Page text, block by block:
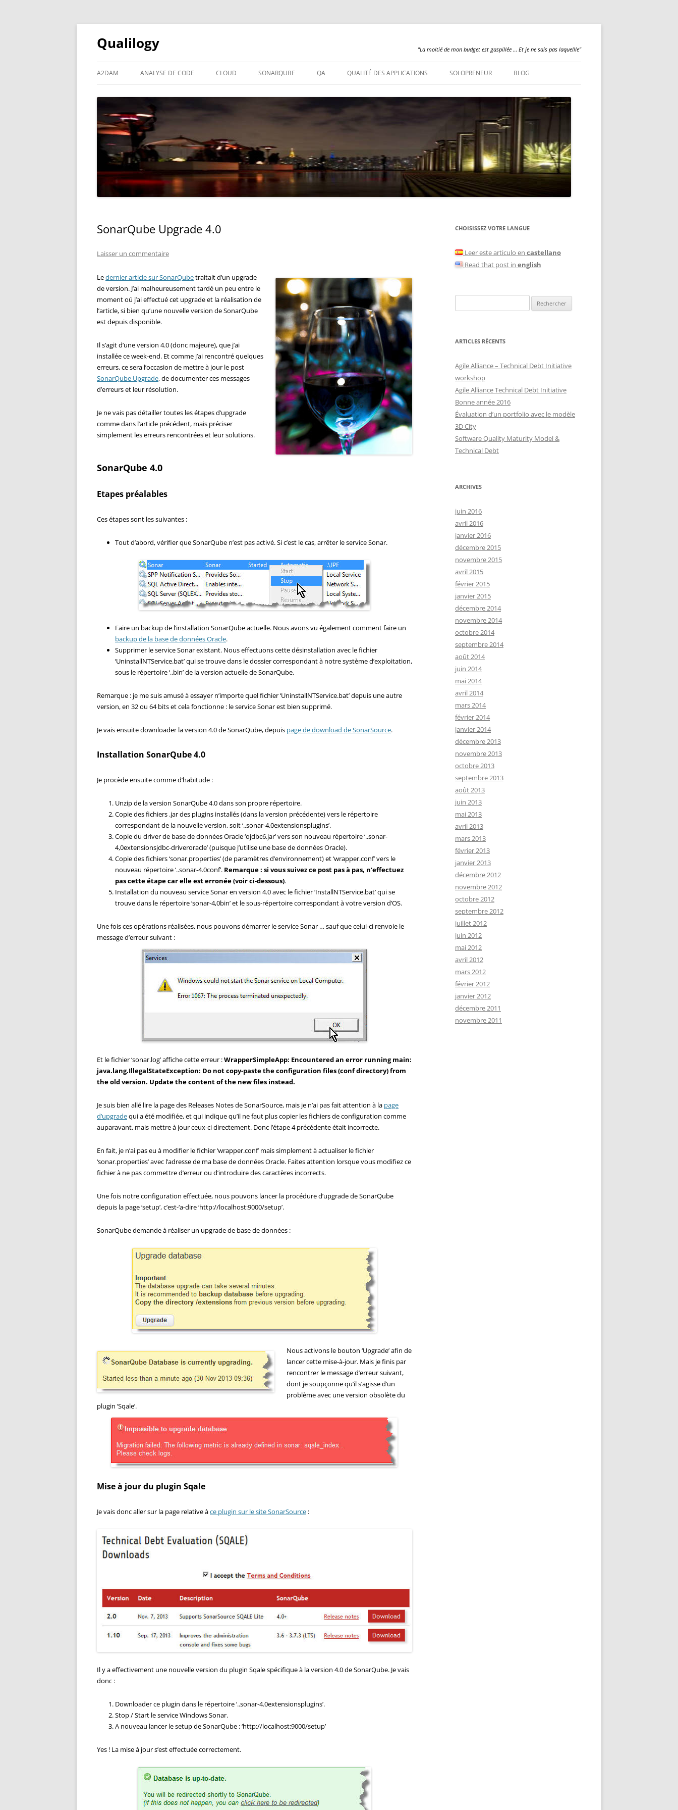
Qualilogy "La moitié de mon budget est gaspillée … Et je ne sais pas laquellle"
contenu
A2DAM ANALYSE DE CODE CLOUD SONARQUBE
SONARQUBE – COBOL
SONARQUBE – PL/SQL
QA QUALITÉ DES APPLICATIONS SOLOPRENEUR BLOG
SonarQube Upgrade 4.0
Laisser un commentaire
Ledernier article sur SonarQubetraitait d’un upgrade
de version. J’ai malheureusement tardé un peu entre le
moment oú j’ai effectué cet upgrade et la réalisation de
l’article, si bien qu’une nouvelle version de SonarQube
est depuis disponible.
Il s’agit d’une version 4.0 (donc majeure), que j’ai
installée ce week-end. Et comme j’ai rencontré quelques
erreurs, ce sera l’occasion de mettre à jour le post
SonarQube Upgrade, de documenter ces messages
d’erreurs et leur résolution.
Je ne vais pas détailler toutes les étapes d’upgrade
comme dans l’article précédent, mais préciser
simplement les erreurs rencontrées et leur solutions.
SonarQube 4.0
Etapes préalables
Ces étapes sont les suivantes :
Tout d’abord, vérifier que SonarQube n’est pas activé. Si c’est le cas, arrêter le service Sonar.
Faire un backup de l’installation SonarQube actuelle. Nous avons vu également comment faire un
backup de la base de données Oracle.
Supprimer le service Sonar existant. Nous effectuons cette désinstallation avec le fichier
‘UninstallNTService.bat’ qui se trouve dans le dossier correspondant à notre système d’exploitation,
sous le répertoire ‘..bin’ de la version actuelle de SonarQube.
Remarque : je me suis amusé à essayer n’importe quel fichier ‘UninstallNTService.bat’ depuis une autre
version, en 32 ou 64 bits et cela fonctionne : le service Sonar est bien supprimé.
Je vais ensuite downloader la version 4.0 de SonarQube, depuis page de download de SonarSource.
Installation SonarQube 4.0
Je procède ensuite comme d’habitude :
Unzip de la version SonarQube 4.0 dans son propre répertoire.
Copie des fichiers .jar des plugins installés (dans la version précédente) vers le répertoire
correspondant de la nouvelle version, soit ‘..sonar-4.0extensionsplugins’.
Copie du driver de base de données Oracle ‘ojdbc6.jar’ vers son nouveau répertoire ‘..sonar-
4,0extensionsjdbc-driveroracle’ (puisque j’utilise une base de données Oracle).
Copie des fichiers ‘sonar.properties’ (de paramètres d’environnement) et ‘wrapper.conf’ vers le
nouveau répertoire ‘..sonar-4.0conf’. Remarque : si vous suivez ce post pas à pas, n’effectuez
pas cette étape car elle est erronée (voir ci-dessous).
Installation du nouveau service Sonar en version 4.0 avec le fichier ‘InstallNTService.bat’ qui se
trouve dans le répertoire ‘sonar-4,0bin’ et le sous-répertoire correspondant à votre version d’OS.
Une fois ces opérations réalisées, nous pouvons démarrer le service Sonar … sauf que celui-ci renvoie le
message d’erreur suivant :
Et le fichier ‘sonar.log’ affiche cette erreur :WrapperSimpleApp: Encountered an error running main:
java.lang.IllegalStateException: Do not copy-paste the configuration files (conf directory) from
the old version. Update the content of the new files instead.
Je suis bien allé lire la page des Releases Notes de SonarSource, mais je n’ai pas fait attention à la page
d’upgradequi a été modifiée, et qui indique qu’il ne faut plus copier les fichiers de configuration comme
auparavant, mais mettre à jour ceux-ci directement. Donc l’étape 4 précédente était incorrecte.
En fait, je n’ai pas eu à modifier le fichier ‘wrapper.conf’ mais simplement à actualiser le fichier
‘sonar.properties’ avec l’adresse de ma base de données Oracle. Faites attention lorsque vous modifiez ce
fichier à ne pas commettre d’erreur ou d’introduire des caractères incorrects.
Une fois notre configuration effectuée, nous pouvons lancer la procédure d’upgrade de SonarQube
depuis la page ‘setup’, c’est-‘a-dire ‘http://localhost:9000/setup’.
SonarQube demande à réaliser un upgrade de base de données :
Nous activons le bouton ‘Upgrade’ afin de
lancer cette mise-à-jour. Mais je finis par
rencontrer le message d’erreur suivant,
dont je soupçonne qu’il s’agisse d’un
problème avec une version obsolète du
plugin ‘Sqale’.
Mise à jour du plugin Sqale
Je vais donc aller sur la page relative àce plugin sur le site SonarSource :
Il y a effectivement une nouvelle version du plugin Sqale spécifique à la version 4.0 de SonarQube. Je vais
donc :
Downloader ce plugin dans le répertoire ‘..sonar-4.0extensionsplugins’.
Stop / Start le service Windows Sonar.
A nouveau lancer le setup de SonarQube : ‘http://localhost:9000/setup’
Yes ! La mise à jour s’est effectuée correctement.
CHOISISSEZ VOTRE LANGUE
Leer este articulo en castellano
Read that post in english
ARTICLES RÉCENTS
Agile Alliance – Technical Debt Initiative
workshop
Agile Alliance Technical Debt Initiative
Bonne année 2016
Évaluation d’un portfolio avec le modèle
3D City
Software Quality Maturity Model &
Technical Debt
ARCHIVES
juin 2016
avril 2016
janvier 2016
décembre 2015
novembre 2015
avril 2015
février 2015
janvier 2015
décembre 2014
novembre 2014
octobre 2014
septembre 2014
août 2014
juin 2014
mai 2014
avril 2014
mars 2014
février 2014
janvier 2014
décembre 2013
novembre 2013
octobre 2013
septembre 2013
août 2013
juin 2013
mai 2013
avril 2013
mars 2013
février 2013
janvier 2013
décembre 2012
novembre 2012
octobre 2012
septembre 2012
juillet 2012
juin 2012
mai 2012
avril 2012
mars 2012
février 2012
janvier 2012
décembre 2011
novembre 2011